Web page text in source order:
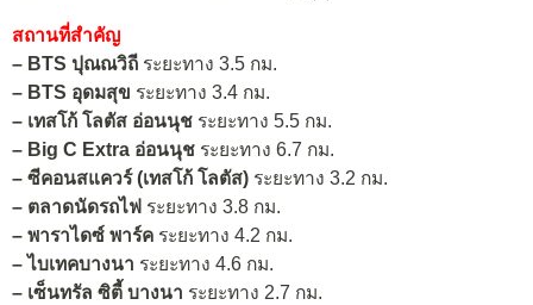
สถานที่สำคัญ
– BTS ปุณณวิถี ระยะทาง 3.5 กม.
– BTS อุดมสุข ระยะทาง 3.4 กม.
– เทสโก้ โลตัส อ่อนนุช ระยะทาง 5.5 กม.
– Big C Extra อ่อนนุช ระยะทาง 6.7 กม.
– ซีคอนสแควร์ (เทสโก้ โลตัส) ระยะทาง 3.2 กม.
– ตลาดนัดรถไฟ ระยะทาง 3.8 กม.
– พาราไดซ์ พาร์ค ระยะทาง 4.2 กม.
– ไบเทคบางนา ระยะทาง 4.6 กม.
– เซ็นทรัล ซิตี้ บางนา ระยะทาง 2.7 กม.